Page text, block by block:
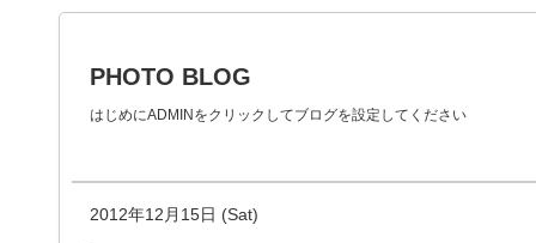
PHOTO BLOG
はじめにADMINをクリックしてブログを設定してください
2012年12月15日 (Sat)